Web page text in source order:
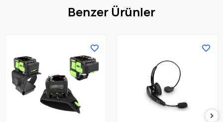
Benzer Ürünler